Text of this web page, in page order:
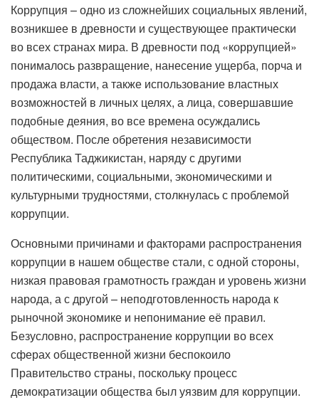
Коррупция – одно из сложнейших социальных явлений,
возникшее в древности и существующее практически
во всех странах мира. В древности под «коррупцией»
понималось развращение, нанесение ущерба, порча и
продажа власти, а также использование властных
возможностей в личных целях, а лица, совершавшие
подобные деяния, во все времена осуждались
обществом. После обретения независимости
Республика Таджикистан, наряду с другими
политическими, социальными, экономическими и
культурными трудностями, столкнулась с проблемой
коррупции.
Основными причинами и факторами распространения
коррупции в нашем обществе стали, с одной стороны,
низкая правовая грамотность граждан и уровень жизни
народа, а с другой – неподготовленность народа к
рыночной экономике и непонимание её правил.
Безусловно, распространение коррупции во всех
сферах общественной жизни беспокоило
Правительство страны, поскольку процесс
демократизации общества был уязвим для коррупции.